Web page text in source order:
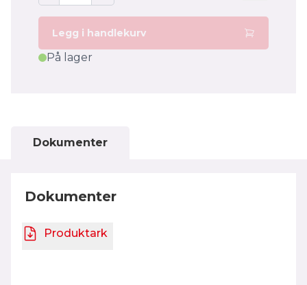
Legg i handlekurv
På lager
Dokumenter
Dokumenter
Produktark